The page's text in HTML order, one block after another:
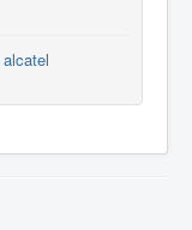
alcatel